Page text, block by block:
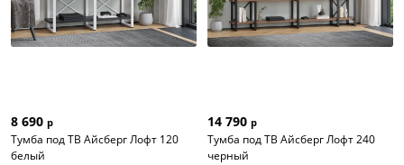
8 690 р
Тумба под ТВ Айсберг Лофт 120
белый
14 790 р
Тумба под ТВ Айсберг Лофт 240
черный